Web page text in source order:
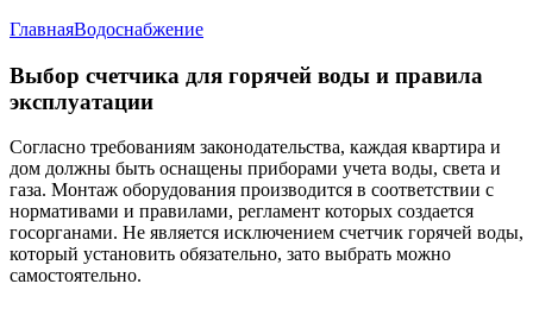
ГлавнаяВодоснабжение
Выбор счетчика для горячей воды и правила
эксплуатации
Согласно требованиям законодательства, каждая квартира и
дом должны быть оснащены приборами учета воды, света и
газа. Монтаж оборудования производится в соответствии с
нормативами и правилами, регламент которых создается
госорганами. Не является исключением счетчик горячей воды,
который установить обязательно, зато выбрать можно
самостоятельно.